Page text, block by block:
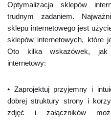
Optymalizacja sklepów
trudnym zadaniem.
sklepu internetowego jest
sklepów internetowych, które
Oto kilka wskazówek, jak
internetowy:
• Zaprojektuj przyjemny i
dobrej struktury strony i
zdjęć i załączników